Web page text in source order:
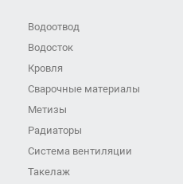
Водоотвод
Водосток
Кровля
Сварочные материалы
Метизы
Радиаторы
Система вентиляции
Такелаж